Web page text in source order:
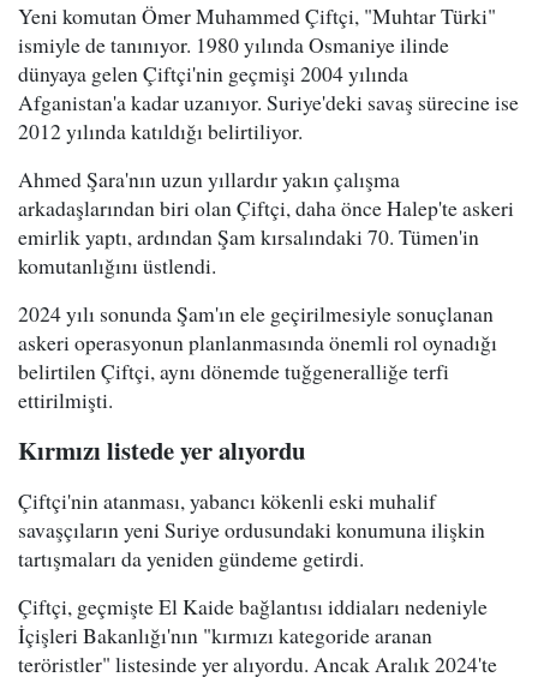
Yeni komutan Ömer Muhammed Çiftçi, "Muhtar Türki"
ismiyle de tanınıyor. 1980 yılında Osmaniye ilinde
dünyaya gelen Çiftçi'nin geçmişi 2004 yılında
Afganistan'a kadar uzanıyor. Suriye'deki savaş sürecine ise
2012 yılında katıldığı belirtiliyor.
Ahmed Şara'nın uzun yıllardır yakın çalışma
arkadaşlarından biri olan Çiftçi, daha önce Halep'te askeri
emirlik yaptı, ardından Şam kırsalındaki 70. Tümen'in
komutanlığını üstlendi.
2024 yılı sonunda Şam'ın ele geçirilmesiyle sonuçlanan
askeri operasyonun planlanmasında önemli rol oynadığı
belirtilen Çiftçi, aynı dönemde tuğgeneralliğe terfi
ettirilmişti.
Kırmızı listede yer alıyordu
Çiftçi'nin atanması, yabancı kökenli eski muhalif
savaşçıların yeni Suriye ordusundaki konumuna ilişkin
tartışmaları da yeniden gündeme getirdi.
Çiftçi, geçmişte El Kaide bağlantısı iddiaları nedeniyle
İçişleri Bakanlığı'nın "kırmızı kategoride aranan
teröristler" listesinde yer alıyordu. Ancak Aralık 2024'te